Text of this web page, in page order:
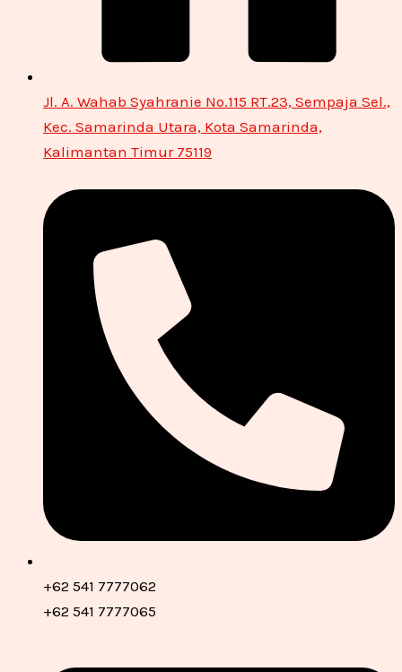
Jl. A. Wahab Syahranie No.115 RT.23, Sempaja Sel.,
Kec. Samarinda Utara, Kota Samarinda,
Kalimantan Timur 75119
+62 541 7777062
+62 541 7777065